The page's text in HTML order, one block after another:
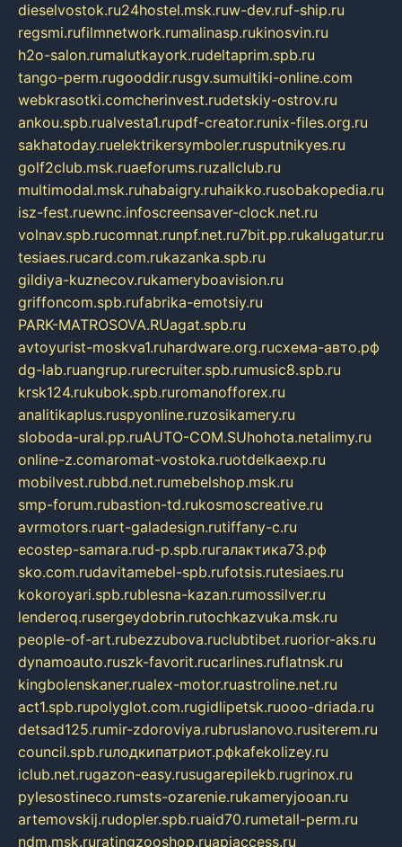
dieselvostok.ru24hostel.msk.ruw-dev.ruf-ship.ru
regsmi.rufilmnetwork.rumalinasp.rukinosvin.ru
h2o-salon.rumalutkayork.rudeltaprim.spb.ru
tango-perm.rugooddir.rusgv.sumultiki-online.com
webkrasotki.comcherinvest.rudetskiy-ostrov.ru
ankou.spb.rualvesta1.rupdf-creator.runix-files.org.ru
sakhatoday.ruelektrikersymboler.rusputnikyes.ru
golf2club.msk.ruaeforums.ruzallclub.ru
multimodal.msk.ruhabaigry.ruhaikko.rusobakopedia.ru
isz-fest.ruewnc.infoscreensaver-clock.net.ru
volnav.spb.rucomnat.runpf.net.ru7bit.pp.rukalugatur.ru
tesiaes.rucard.com.rukazanka.spb.ru
gildiya-kuznecov.rukameryboavision.ru
griffoncom.spb.rufabrika-emotsiy.ru
PARK-MATROSOVA.RUagat.spb.ru
avtoyurist-moskva1.ruhardware.org.ruсхема-авто.рф
dg-lab.ruangrup.rurecruiter.spb.rumusic8.spb.ru
krsk124.rukubok.spb.ruromanofforex.ru
analitikaplus.ruspyonline.ruzosikamery.ru
sloboda-ural.pp.ruAUTO-COM.SUhohota.netalimy.ru
online-z.comaromat-vostoka.ruotdelkaexp.ru
mobilvest.rubbd.net.rumebelshop.msk.ru
smp-forum.rubastion-td.rukosmoscreative.ru
avrmotors.ruart-galadesign.rutiffany-c.ru
ecostep-samara.rud-p.spb.ruгалактика73.рф
sko.com.rudavitamebel-spb.rufotsis.rutesiaes.ru
kokoroyari.spb.rublesna-kazan.rumossilver.ru
lenderoq.rusergeydobrin.rutochkazvuka.msk.ru
people-of-art.rubezzubova.ruclubtibet.ruorior-aks.ru
dynamoauto.ruszk-favorit.rucarlines.ruflatnsk.ru
kingbolenskaner.rualex-motor.ruastroline.net.ru
act1.spb.rupolyglot.com.rugidlipetsk.ruooo-driada.ru
detsad125.rumir-zdoroviya.rubruslanovo.rusiterem.ru
council.spb.ruлодкипатриот.рфkafekolizey.ru
iclub.net.rugazon-easy.rusugarepilekb.rugrinox.ru
pylesostineco.rumsts-ozarenie.rukameryjooan.ru
artemovskij.rudopler.spb.ruaid70.rumetall-perm.ru
ndm.msk.ruratingzooshop.ruapiaccess.ru